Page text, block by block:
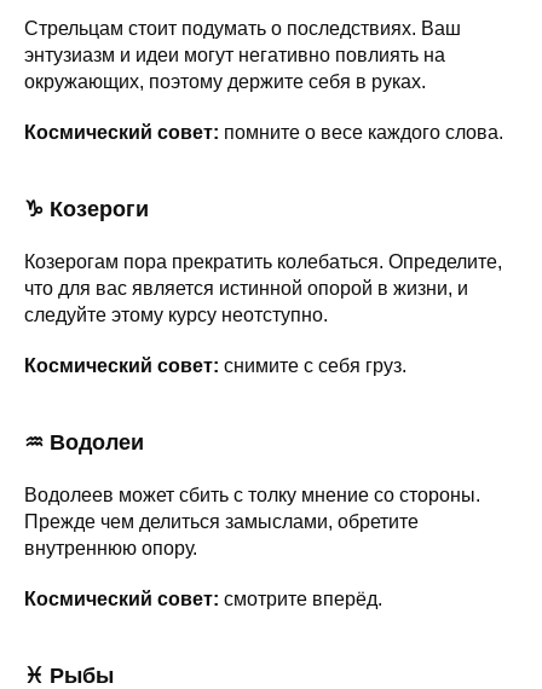
Стрельцам стоит подумать о последствиях. Ваш
энтузиазм и идеи могут негативно повлиять на
окружающих, поэтому держите себя в руках.
Космический совет: помните о весе каждого слова.
♑ Козероги
Козерогам пора прекратить колебаться. Определите,
что для вас является истинной опорой в жизни, и
следуйте этому курсу неотступно.
Космический совет: снимите с себя груз.
♒ Водолеи
Водолеев может сбить с толку мнение со стороны.
Прежде чем делиться замыслами, обретите
внутреннюю опору.
Космический совет: смотрите вперёд.
♓ Рыбы